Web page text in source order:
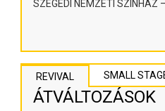
SZEGEDI NEMZETI SZÍNHÁZ
REVIVAL SMALL
ÁTVÁLTOZÁSOK